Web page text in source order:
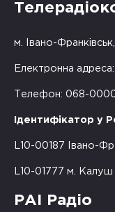
м. Івано-
Електронна адреса:
Телефон: 068-
Ідентифікатор у
L10-00187 Івано-
L10-01777 м. Калуш
РАІ Радіо